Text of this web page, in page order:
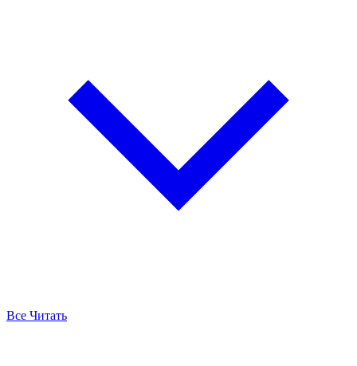
Все Читать